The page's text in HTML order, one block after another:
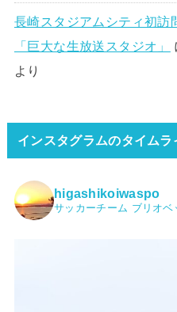
長崎スタジアムシティ初
「巨大な生放送スタジオ」
より
インスタグラムのタイムラ
higashikoiwaspo
サッカーチーム ブリオ